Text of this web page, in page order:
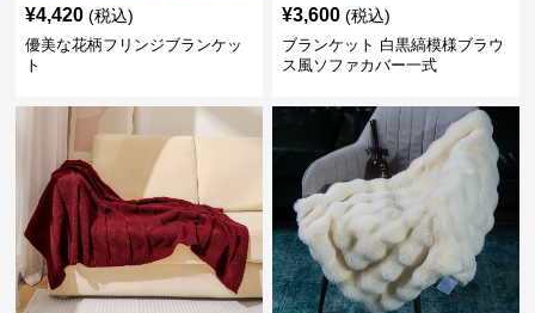
¥4,420 (税込)
優美な花柄フリンジブランケッ
ト
¥3,600 (税込)
ブランケット 白黒縞模様ブラウ
ス風ソファカバー一式